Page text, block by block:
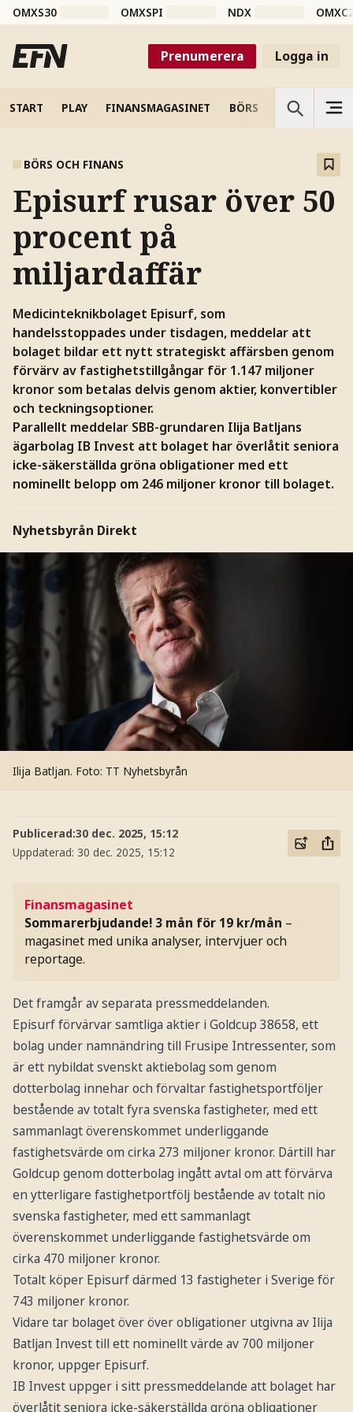
OMXS30 OMXSPI NDX
Prenumerera Logga in
START PLAY FINANSMAGASINET BÖRS VETENSKAP
BÖRS OCH FINANS
Episurf rusar över 50
procent på
miljardaffär
Medicinteknikbolaget Episurf, som
handelsstoppades under tisdagen, meddelar att
bolaget bildar ett nytt strategiskt affärsben genom
förvärv av fastighetstillgångar för 1.147 miljoner
kronor som betalas delvis genom aktier, konvertibler
och teckningsoptioner.
Parallellt meddelar SBB-grundaren Ilija Batljans
ägarbolag IB Invest att bolaget har överlåtit seniora
icke-säkerställda gröna obligationer med ett
nominellt belopp om 246 miljoner kronor till bolaget.
Nyhetsbyrån Direkt
Ilija Batljan. Foto: TT Nyhetsbyrån
Publicerad:30 dec. 2025, 15:12
Uppdaterad: 30 dec. 2025, 15:12
Finansmagasinet
Sommarerbjudande! 3 mån för 19 kr/mån –
magasinet med unika analyser, intervjuer och
reportage.
Det framgår av separata pressmeddelanden.
Episurf förvärvar samtliga aktier i Goldcup 38658, ett
bolag under namnändring till Frusipe Intressenter, som
är ett nybildat svenskt aktiebolag som genom
dotterbolag innehar och förvaltar fastighetsportföljer
bestående av totalt fyra svenska fastigheter, med ett
sammanlagt överenskommet underliggande
fastighetsvärde om cirka 273 miljoner kronor. Därtill har
Goldcup genom dotterbolag ingått avtal om att förvärva
en ytterligare fastighetportfölj bestående av totalt nio
svenska fastigheter, med ett sammanlagt
överenskommet underliggande fastighetsvärde om
cirka 470 miljoner kronor.
Totalt köper Episurf därmed 13 fastigheter i Sverige för
743 miljoner kronor.
Vidare tar bolaget över över obligationer utgivna av Ilija
Batljan Invest till ett nominellt värde av 700 miljoner
kronor, uppger Episurf.
IB Invest uppger i sitt pressmeddelande att bolaget har
överlåtit seniora icke-säkerställda gröna obligationer